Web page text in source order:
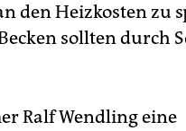
den Heizkosten zu
sollten durch
Ralf Wendling eine